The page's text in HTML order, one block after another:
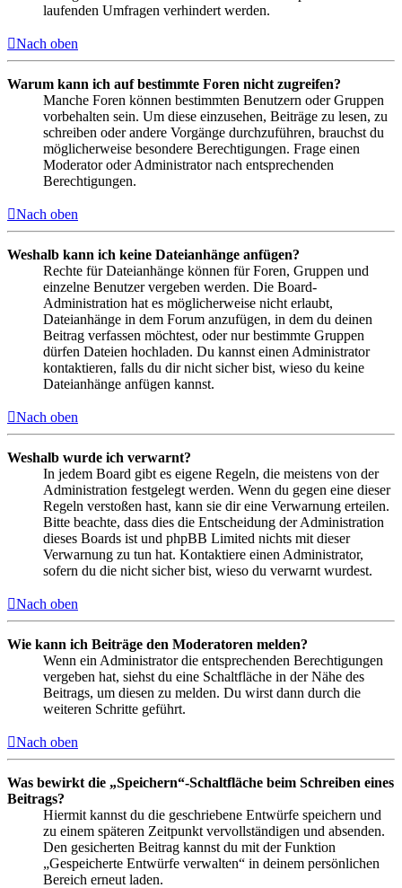
laufenden Umfragen verhindert werden.
Nach oben
Warum kann ich auf bestimmte Foren nicht zugreifen?
Manche Foren können bestimmten Benutzern oder Gruppen
vorbehalten sein. Um diese einzusehen, Beiträge zu lesen, zu
schreiben oder andere Vorgänge durchzuführen, brauchst du
möglicherweise besondere Berechtigungen. Frage einen
Moderator oder Administrator nach entsprechenden
Berechtigungen.
Nach oben
Weshalb kann ich keine Dateianhänge anfügen?
Rechte für Dateianhänge können für Foren, Gruppen und
einzelne Benutzer vergeben werden. Die Board-
Administration hat es möglicherweise nicht erlaubt,
Dateianhänge in dem Forum anzufügen, in dem du deinen
Beitrag verfassen möchtest, oder nur bestimmte Gruppen
dürfen Dateien hochladen. Du kannst einen Administrator
kontaktieren, falls du dir nicht sicher bist, wieso du keine
Dateianhänge anfügen kannst.
Nach oben
Weshalb wurde ich verwarnt?
In jedem Board gibt es eigene Regeln, die meistens von der
Administration festgelegt werden. Wenn du gegen eine dieser
Regeln verstoßen hast, kann sie dir eine Verwarnung erteilen.
Bitte beachte, dass dies die Entscheidung der Administration
dieses Boards ist und phpBB Limited nichts mit dieser
Verwarnung zu tun hat. Kontaktiere einen Administrator,
sofern du die nicht sicher bist, wieso du verwarnt wurdest.
Nach oben
Wie kann ich Beiträge den Moderatoren melden?
Wenn ein Administrator die entsprechenden Berechtigungen
vergeben hat, siehst du eine Schaltfläche in der Nähe des
Beitrags, um diesen zu melden. Du wirst dann durch die
weiteren Schritte geführt.
Nach oben
Was bewirkt die „Speichern“-Schaltfläche beim Schreiben eines
Beitrags?
Hiermit kannst du die geschriebene Entwürfe speichern und
zu einem späteren Zeitpunkt vervollständigen und absenden.
Den gesicherten Beitrag kannst du mit der Funktion
„Gespeicherte Entwürfe verwalten“ in deinem persönlichen
Bereich erneut laden.